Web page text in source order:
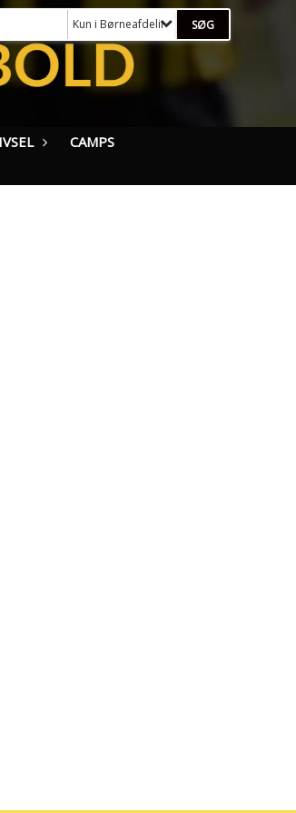
Kun i Børneafdeling (MiniSkjold - U12)
CAMPS